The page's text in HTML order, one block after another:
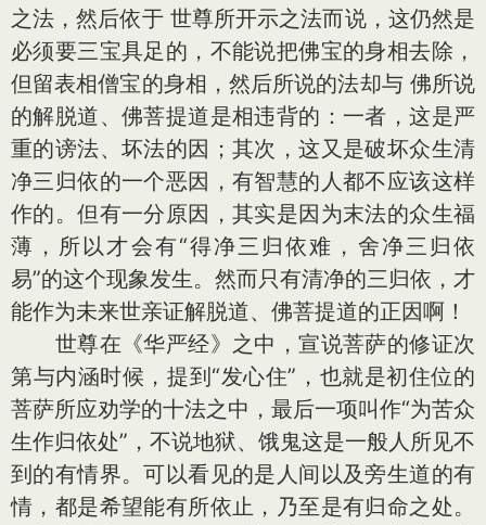
之法，然后依于 世尊所开示之法而说，这仍然是
必须要三宝具足的，不能说把佛宝的身相去除，
但留表相僧宝的身相，然后所说的法却与 佛所说
的解脱道、佛菩提道是相违背的：一者，这是严
重的谤法、坏法的因；其次，这又是破坏众生清
净三归依的一个恶因，有智慧的人都不应该这样
作的。但有一分原因，其实是因为末法的众生福
薄，所以才会有“得净三归依难，舍净三归依
易”的这个现象发生。然而只有清净的三归依，才
能作为未来世亲证解脱道、佛菩提道的正因啊！
世尊在《华严经》之中，宣说菩萨的修证次
第与内涵时候，提到“发心住”，也就是初住位的
菩萨所应劝学的十法之中，最后一项叫作“为苦众
生作归依处”，不说地狱、饿鬼这是一般人所见不
到的有情界。可以看见的是人间以及旁生道的有
情，都是希望能有所依止，乃至是有归命之处。